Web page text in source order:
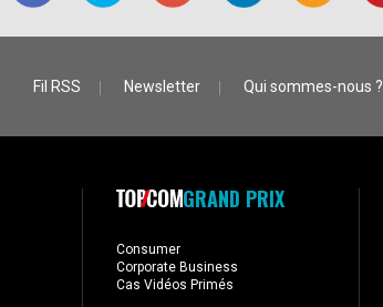
Fil RSS Newsletter Qui sommes-nous ?
GRAND PRIX
Consumer
Corporate Business
Cas Vidéos Primés